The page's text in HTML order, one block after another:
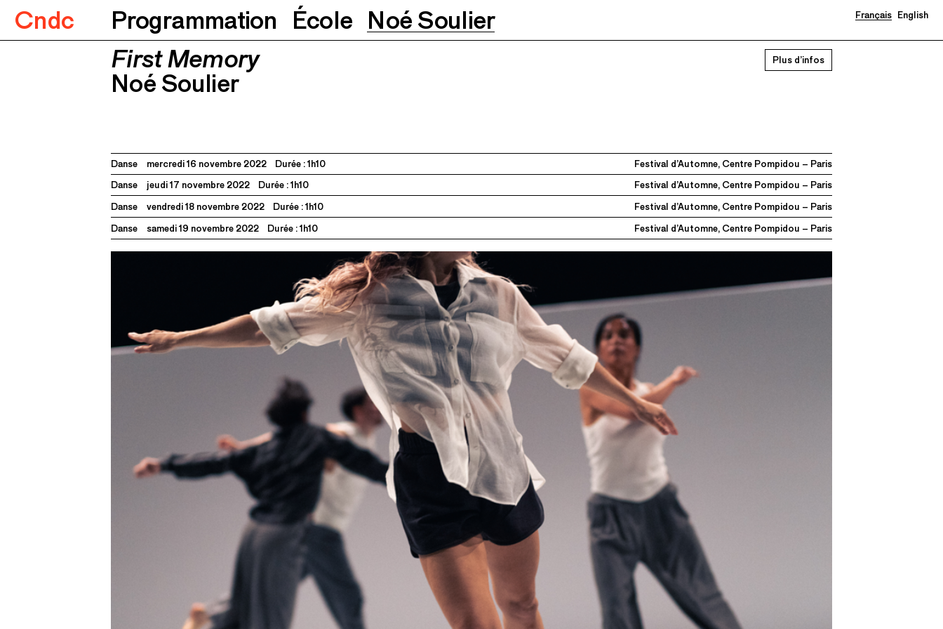
Cndc Programmation École Noé Soulier Français English
First MemoryNoé Soulier
First Memory
Noé Soulier
Plus d’infos
Danse mercredi 16 novembre 2022 Durée : 1h10
Festival d’Automne, Centre Pompidou – Paris
Danse
jeudi 17 novembre 2022 Durée : 1h10
Festival d’Automne, Centre Pompidou – Paris
Danse
vendredi 18 novembre 2022 Durée : 1h10
Festival d’Automne, Centre Pompidou – Paris
Danse
samedi 19 novembre 2022 Durée : 1h10 Festival d’Automne, Centre Pompidou – Paris